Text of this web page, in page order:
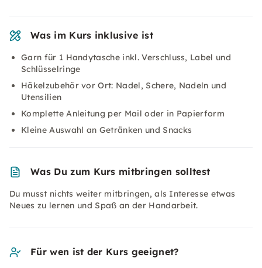
Was im Kurs inklusive ist
Garn für 1 Handytasche inkl. Verschluss, Label und
Schlüsselringe
Häkelzubehör vor Ort: Nadel, Schere, Nadeln und
Utensilien
Komplette Anleitung per Mail oder in Papierform
Kleine Auswahl an Getränken und Snacks
Was Du zum Kurs mitbringen solltest
Du musst nichts weiter mitbringen, als Interesse etwas
Neues zu lernen und Spaß an der Handarbeit.
Für wen ist der Kurs geeignet?